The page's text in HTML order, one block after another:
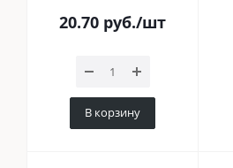
20.70 руб./шт
В корзину